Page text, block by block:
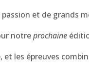
et de grands
notreprochaine
et les épreuves